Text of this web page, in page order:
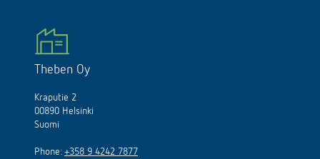
Theben Oy
Kraputie 2
00890 Helsinki
Suomi
Phone: +358 9 4242 7877